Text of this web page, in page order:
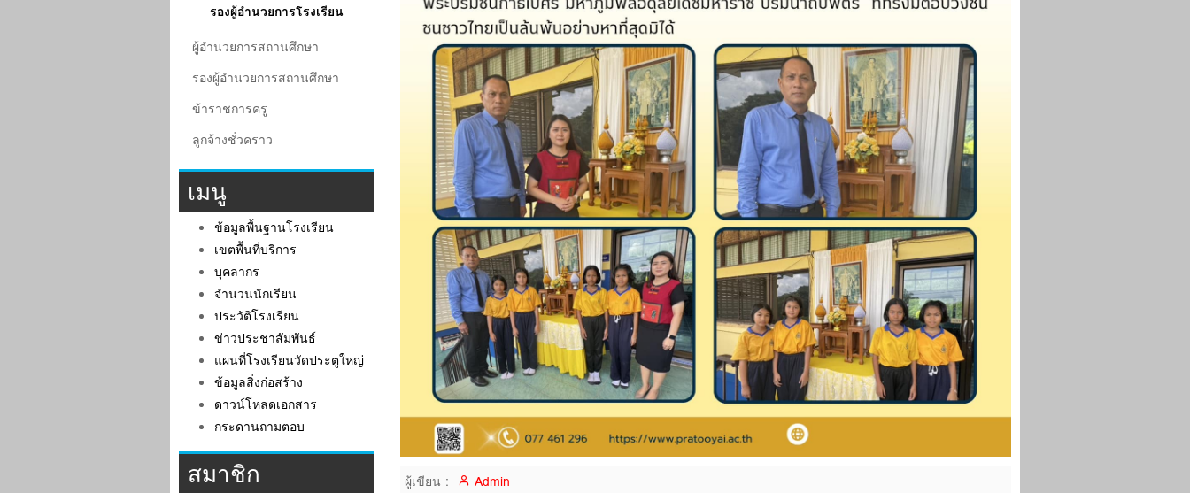
ผู้เขียน :
Admin
รองผู้อำนวยการโรงเรียน
ผู้อํานวยการสถานศึกษา
รองผู้อํานวยการสถานศึกษา
ข้าราชการครู
ลูกจ้างชั่วคราว
เมนู
ข้อมูลพื้นฐานโรงเรียน
เขตพื้นที่บริการ
บุคลากร
จำนวนนักเรียน
ประวัติโรงเรียน
ข่าวประชาสัมพันธ์
แผนที่โรงเรียนวัดประตูใหญ่
ข้อมูลสิ่งก่อสร้าง
ดาวน์โหลดเอกสาร
กระดานถามตอบ
สมาชิก